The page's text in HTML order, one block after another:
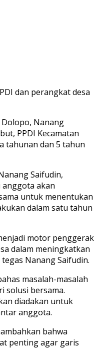
dan perangkat desa
Nanang
PPDI Kecamatan
tahunan dan 5 tahun
Saifudin,
anggota akan
untuk menentukan
dalam satu tahun
motor penggerak
dalam meningkatkan
Nanang Saifudin.
masalah-masalah
solusi bersama.
diadakan untuk
anggota.
bahwa
penting agar garis